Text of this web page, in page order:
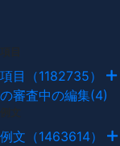
項目（1182735）
の審査中の編集(4)
例文（1463614）